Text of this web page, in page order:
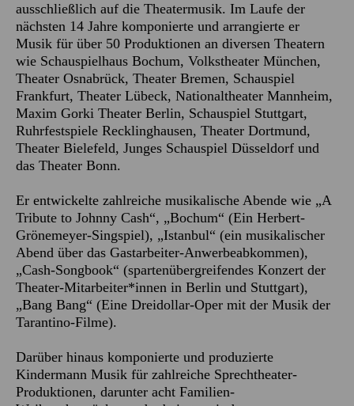
ausschließlich auf die Theatermusik. Im Laufe der
nächsten 14 Jahre komponierte und arrangierte er
Musik für über 50 Produktionen an diversen Theatern
wie Schauspielhaus Bochum, Volkstheater München,
Theater Osnabrück, Theater Bremen, Schauspiel
Frankfurt, Theater Lübeck, Nationaltheater Mannheim,
Maxim Gorki Theater Berlin, Schauspiel Stuttgart,
Ruhrfestspiele Recklinghausen, Theater Dortmund,
Theater Bielefeld, Junges Schauspiel Düsseldorf und
das Theater Bonn.
Er entwickelte zahlreiche musikalische Abende wie „A
Tribute to Johnny Cash“, „Bochum“ (Ein Herbert-
Grönemeyer-Singspiel), „Istanbul“ (ein musikalischer
Abend über das Gastarbeiter-Anwerbeabkommen),
„Cash-Songbook“ (spartenübergreifendes Konzert der
Theater-Mitarbeiter*innen in Berlin und Stuttgart),
„Bang Bang“ (Eine Dreidollar-Oper mit der Musik der
Tarantino-Filme).
Darüber hinaus komponierte und produzierte
Kindermann Musik für zahlreiche Sprechtheater-
Produktionen, darunter acht Familien-